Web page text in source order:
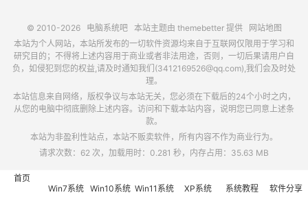
© 2010-2026 电脑系统吧本站主题由 themebetter提供
网站地图
本站为个人网站，本站所发布的一切软件资源均来自于互联网仅限用于学习和
研究目的；不得将上述内容用于商业或者非法用途，否则，一切后果请用户自
负，如侵犯到您的权益,请及时通知我们(3412169526@qq.com),我们会及时处
理。
本站信息来自网络，版权争议与本站无关，您必须在下载后的24个小时之内，
从您的电脑中彻底删除上述内容。访问和下载本站内容，说明您已同意上述条
款。
本站为非盈利性站点，本站不贩卖软件，所有内容不作为商业行为。
请求次数：62 次，加载用时：0.281 秒，内存占用：35.63 MB
首页
Win7系统 Win10系统 Win11系统 XP系统 系统教程 软件分享